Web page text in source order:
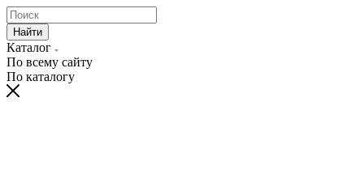
Найти
Каталог
По всему сайту
По каталогу